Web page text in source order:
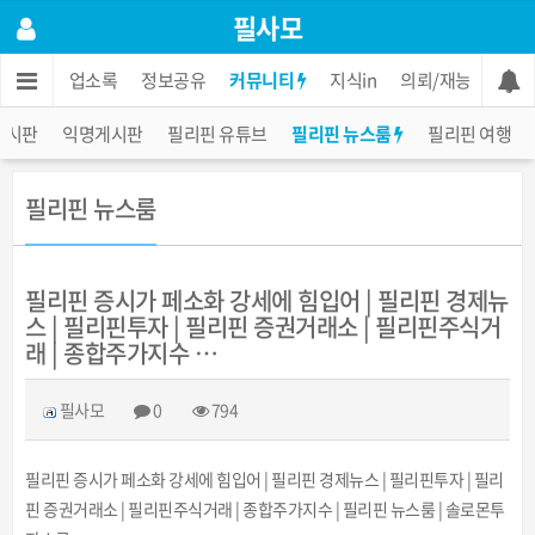
필사모
한인 업소록 정보공유 커뮤니티 지식in 의뢰/재능 장터
시판 익명게시판 필리핀 유튜브 필리핀 뉴스룸 필리핀 여행
필리핀 뉴스룸
필리핀 증시가 페소화 강세에 힘입어 | 필리핀 경제뉴
스 | 필리핀투자 | 필리핀 증권거래소 | 필리핀주식거
래 | 종합주가지수 …
필사모 0 794
필리핀 증시가 페소화 강세에 힘입어 | 필리핀 경제뉴스 | 필리핀투자 | 필리
핀 증권거래소 | 필리핀주식거래 | 종합주가지수 | 필리핀 뉴스룸 | 솔로몬투